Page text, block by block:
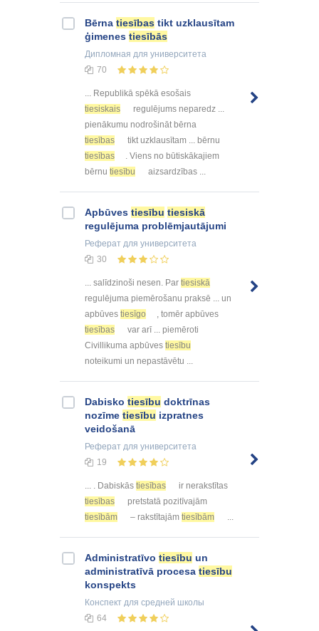
Bērna tiesības tikt uzklausītam
ģimenes tiesībās
Дипломная для университета
70
... Republikā spēkā esošais
tiesiskais
regulējums neparedz ...
pienākumu nodrošināt bērna
tiesības
tikt uzklausītam ... bērnu
tiesības
. Viens no būtiskākajiem
bērnu tiesību aizsardzības ...
Apbūves tiesību tiesiskā
regulējuma problēmjautājumi
Реферат для университета
30
... salīdzinoši nesen. Par tiesiskā
regulējuma piemērošanu praksē ... un
apbūves tiesīgo
, tomēr apbūves
tiesības
var arī ... piemēroti
Civillikuma apbūves tiesību
noteikumi un nepastāvētu ...
Dabisko tiesību doktrīnas
nozīme tiesību izpratnes
veidošanā
Реферат для университета
19
... . Dabiskās tiesības
ir nerakstītas
tiesības
pretstatā pozitīvajām
tiesībām
– rakstītajām tiesībām
Administratīvo tiesību un
administratīvā procesa tiesību
konspekts
Конспект для средней школы
64